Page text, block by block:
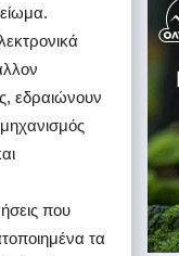
εδραιώνουν
μηχανισμός
που
τα